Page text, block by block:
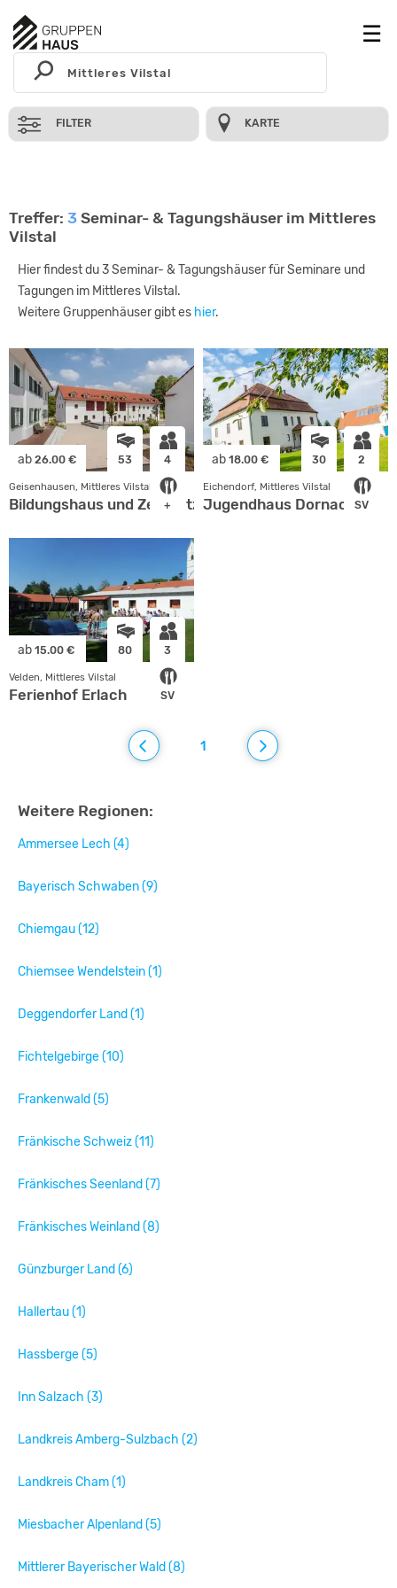
FILTER KARTE
Treffer: 3 Seminar- & Tagungshäuser im Mittleres
Vilstal
Hier findest du 3 Seminar- & Tagungshäuser für Seminare und
Tagungen im Mittleres Vilstal.
Weitere Gruppenhäuser gibt es hier.
ab 26.00 € 53 4
+
Geisenhausen, Mittleres Vilstal
Bildungshaus und Zeltplatz der Bayerischen
ab 18.00 € 30 2
SV
Eichendorf, Mittleres Vilstal
Jugendhaus Dornach
ab 15.00 € 80 3
SV
Velden, Mittleres Vilstal
Ferienhof Erlach
1
Weitere Regionen:
Ammersee Lech (4)
Bayerisch Schwaben (9)
Chiemgau (12)
Chiemsee Wendelstein (1)
Deggendorfer Land (1)
Fichtelgebirge (10)
Frankenwald (5)
Fränkische Schweiz (11)
Fränkisches Seenland (7)
Fränkisches Weinland (8)
Günzburger Land (6)
Hallertau (1)
Hassberge (5)
Inn Salzach (3)
Landkreis Amberg-Sulzbach (2)
Landkreis Cham (1)
Miesbacher Alpenland (5)
Mittlerer Bayerischer Wald (8)